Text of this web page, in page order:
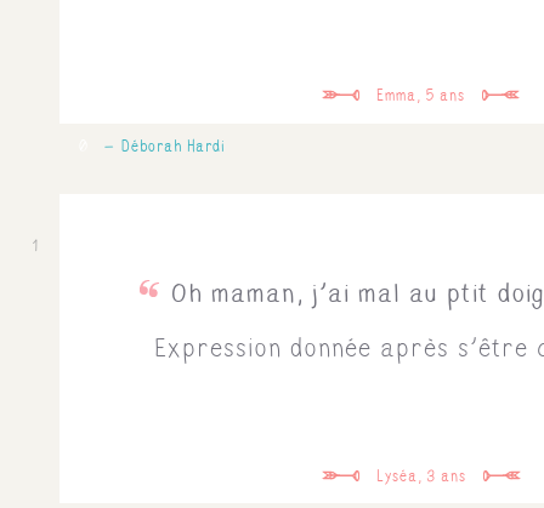
Emma, 5 ans
Déborah Hardi
Oh maman, j'ai mal au ptit
Expression donnée après s'être
Lyséa, 3 ans
1